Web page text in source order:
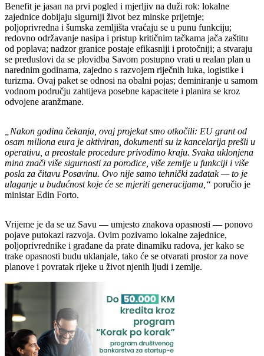
Benefit je jasan na prvi pogled i mjerljiv na duži rok: lokalne
zajednice dobijaju sigurniji život bez minske prijetnje;
poljoprivredna i šumska zemljišta vraćaju se u punu funkciju;
redovno održavanje nasipa i pristup kritičnim tačkama jača zaštitu
od poplava; nadzor granice postaje efikasniji i protočniji; a stvaraju
se preduslovi da se plovidba Savom postupno vrati u realan plan u
narednim godinama, zajedno s razvojem riječnih luka, logistike i
turizma. Ovaj paket se odnosi na obalni pojas; deminiranje u samom
vodnom području zahtijeva posebne kapacitete i planira se kroz
odvojene aranžmane.
„Nakon godina čekanja, ovaj projekat smo otkočili: EU grant od
osam miliona eura je aktiviran, dokumenti su iz kancelarija prešli u
operativu, a preostale procedure privodimo kraju. Svaka uklonjena
mina znači više sigurnosti za porodice, više zemlje u funkciji i više
posla za čitavu Posavinu. Ovo nije samo tehnički zadatak — to je
ulaganje u budućnost koje će se mjeriti generacijama,“ poručio je
ministar Edin Forto.
Vrijeme je da se uz Savu — umjesto znakova opasnosti — ponovo
pojave putokazi razvoja. Ovim pozivamo lokalne zajednice,
poljoprivrednike i građane da prate dinamiku radova, jer kako se
trake opasnosti budu uklanjale, tako će se otvarati prostor za nove
planove i povratak rijeke u život njenih ljudi i zemlje.